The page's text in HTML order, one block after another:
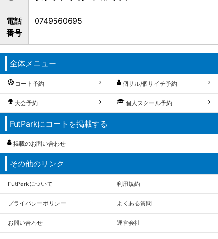
電話
番号
0749560695
全体メニュー
コート予約 個サル/個サイチ予約
大会予約 個人スクール予約
FutParkにコートを掲載する
掲載のお問い合わせ
その他のリンク
FutParkについて 利用規約
プライバシーポリシー よくある質問
お問い合わせ 運営会社